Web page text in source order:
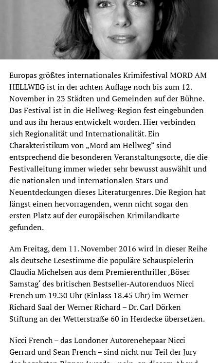
Europas größtes internationales Krimifestival MORD AM
HELLWEG ist in der achten Auflage noch bis zum 12.
November in 23 Städten und Gemeinden auf der Bühne.
Das Festival ist in die Hellweg-Region fest eingebunden
und aus ihr heraus entwickelt worden. Hier verbinden
sich Regionalität und Internationalität. Ein
Charakteristikum von „Mord am Hellweg“ sind
entsprechend die besonderen Veranstaltungsorte, die die
Festivalleitung immer wieder sehr bewusst auswählt und
die nationalen und internationalen Stars und
Neuentdeckungen dieses Literaturgenres. Die Region hat
längst einen hervorragenden, wenn nicht sogar den
ersten Platz auf der europäischen Krimilandkarte
gefunden.
Am Freitag, dem 11. November 2016 wird in dieser Reihe
als deutsche Lesestimme die populäre Schauspielerin
Claudia Michelsen aus dem Premierenthriller ‚Böser
Samstag‘ des britischen Bestseller-Autorenduos Nicci
French um 19.30 Uhr (Einlass 18.45 Uhr) im Werner
Richard Saal der Werner Richard – Dr. Carl Dörken
Stiftung an der Wetterstraße 60 in Herdecke übersetzen.
Nicci French – das Londoner Autorenehepaar Nicci
Gerrard und Sean French – sind nicht nur Teil der Jury